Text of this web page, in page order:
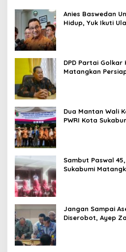
Anies Baswedan
Hidup, Yuk Ikuti
DPD Partai Golkar
Matangkan
Dua Mantan Wali
PWRI Kota
Sambut Paswal
Sukabumi
Jangan Sampai
Diserobot, Ayep